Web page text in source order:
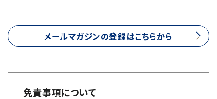
メールマガジンの登録はこちらから
免責事項について